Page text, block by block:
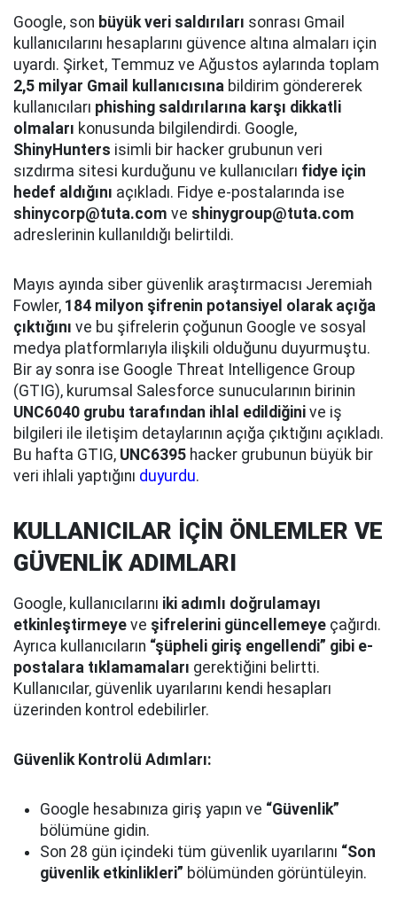
Google, son büyük veri saldırıları sonrası Gmail
kullanıcılarını hesaplarını güvence altına almaları için
uyardı. Şirket, Temmuz ve Ağustos aylarında toplam
2,5 milyar Gmail kullanıcısına bildirim göndererek
kullanıcıları phishing saldırılarına karşı dikkatli
olmaları konusunda bilgilendirdi. Google,
ShinyHunters isimli bir hacker grubunun veri
sızdırma sitesi kurduğunu ve kullanıcıları fidye için
hedef aldığını açıkladı. Fidye e-postalarında ise
shinycorp@tuta.com ve shinygroup@tuta.com
adreslerinin kullanıldığı belirtildi.
Mayıs ayında siber güvenlik araştırmacısı Jeremiah
Fowler, 184 milyon şifrenin potansiyel olarak açığa
çıktığını ve bu şifrelerin çoğunun Google ve sosyal
medya platformlarıyla ilişkili olduğunu duyurmuştu.
Bir ay sonra ise Google Threat Intelligence Group
(GTIG), kurumsal Salesforce sunucularının birinin
UNC6040 grubu tarafından ihlal edildiğini ve iş
bilgileri ile iletişim detaylarının açığa çıktığını açıkladı.
Bu hafta GTIG, UNC6395 hacker grubunun büyük bir
veri ihlali yaptığını duyurdu.
KULLANICILAR İÇİN ÖNLEMLER VE
GÜVENLİK ADIMLARI
Google, kullanıcılarını iki adımlı doğrulamayı
etkinleştirmeye ve şifrelerini güncellemeye çağırdı.
Ayrıca kullanıcıların “şüpheli giriş engellendi” gibi e-
postalara tıklamamaları gerektiğini belirtti.
Kullanıcılar, güvenlik uyarılarını kendi hesapları
üzerinden kontrol edebilirler.
Güvenlik Kontrolü Adımları:
Google hesabınıza giriş yapın ve “Güvenlik”
bölümüne gidin.
Son 28 gün içindeki tüm güvenlik uyarılarını “Son
güvenlik etkinlikleri” bölümünden görüntüleyin.